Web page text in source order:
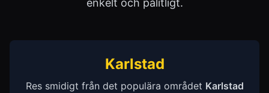
enkelt och pålitligt.
Karlstad
Res smidigt från det populära området Karlstad